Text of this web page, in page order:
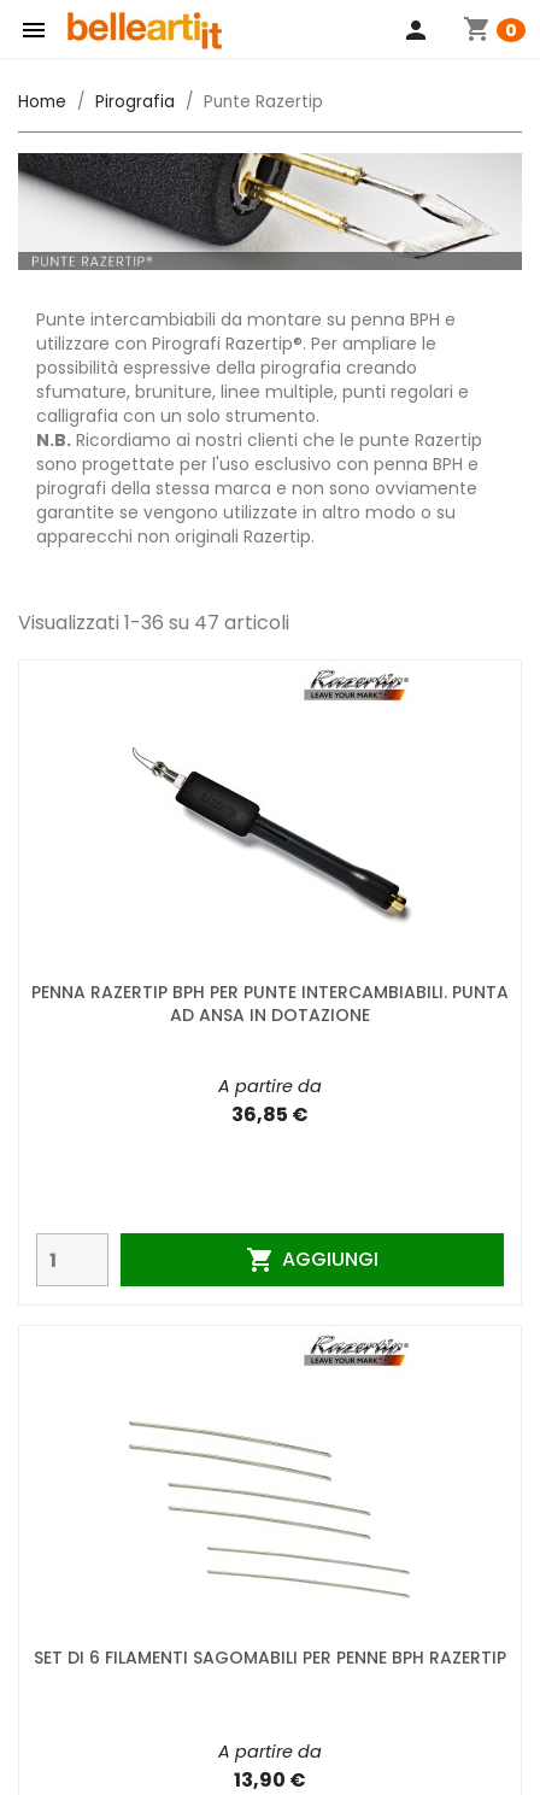
 shopping_cart 0
person
Home Pirografia Punte Razertip
Punte intercambiabili da montare su penna BPH e
utilizzare con Pirografi Razertip®. Per ampliare le
possibilità espressive della pirografia creando
sfumature, bruniture, linee multiple, punti regolari e
calligrafia con un solo strumento.
N.B. Ricordiamo ai nostri clienti che le punte Razertip
sono progettate per l'uso esclusivo con penna BPH e
pirografi della stessa marca e non sono ovviamente
garantite se vengono utilizzate in altro modo o su
apparecchi non originali Razertip.
Visualizzati 1-36 su 47 articoli
PENNA RAZERTIP BPH PER PUNTE INTERCAMBIABILI. PUNTA
AD ANSA IN DOTAZIONE
A partire da
36,85 €
 AGGIUNGI
SET DI 6 FILAMENTI SAGOMABILI PER PENNE BPH RAZERTIP
A partire da
13,90 €